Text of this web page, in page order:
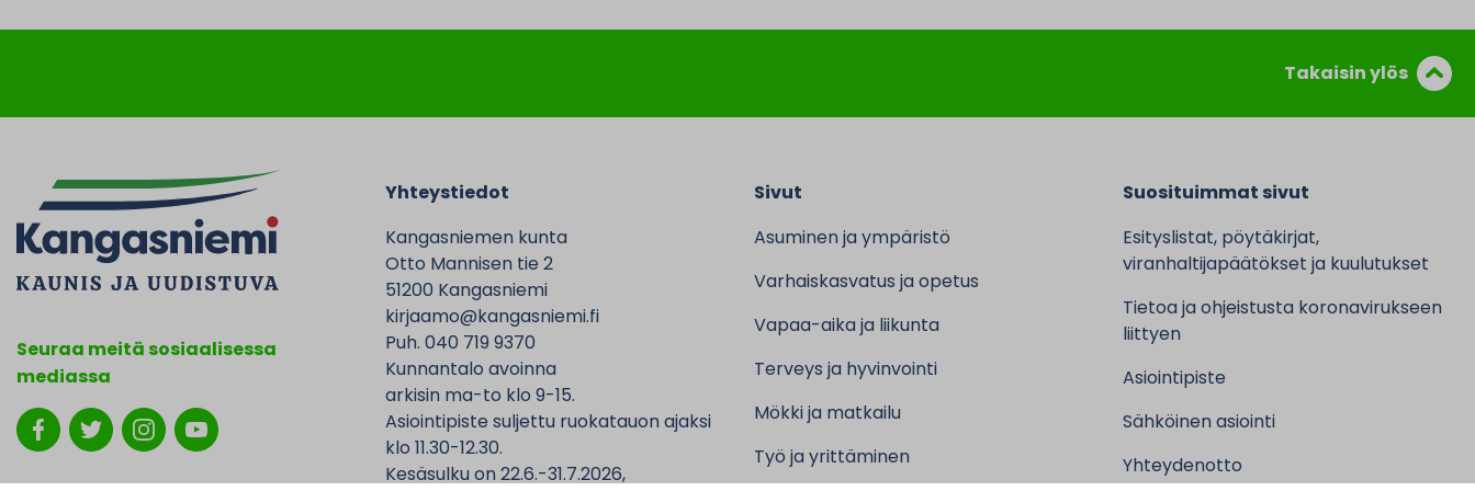
Takaisin ylös
Seuraa meitä sosiaalisessa
mediassa
Yhteystiedot
Kangasniemen kunta
Otto Mannisen tie 2
51200 Kangasniemi
kirjaamo@kangasniemi.fi
Puh. 040 719 9370
Kunnantalo avoinna
arkisin ma-to klo 9-15.
Asiointipiste suljettu ruokatauon ajaksi
klo 11.30-12.30.
Kesäsulku on 22.6.-31.7.2026,
Sivut
Asuminen ja ympäristö
Varhaiskasvatus ja opetus
Vapaa-aika ja liikunta
Terveys ja hyvinvointi
Mökki ja matkailu
Työ ja yrittäminen
Suosituimmat sivut
Esityslistat, pöytäkirjat,
viranhaltijapäätökset ja kuulutukset
Tietoa ja ohjeistusta koronavirukseen
liittyen
Asiointipiste
Sähköinen asiointi
Yhteydenotto